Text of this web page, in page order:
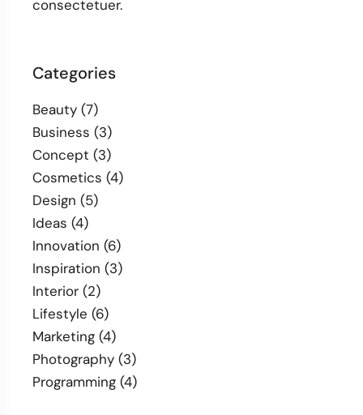
consectetuer.
Categories
Beauty (7)
Business (3)
Concept (3)
Cosmetics (4)
Design (5)
Ideas (4)
Innovation (6)
Inspiration (3)
Interior (2)
Lifestyle (6)
Marketing (4)
Photography (3)
Programming (4)